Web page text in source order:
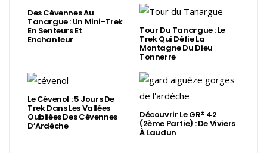
Des Cévennes Au
Tanargue : Un Mini-Trek
En Senteurs Et
Enchanteur
Tour Du Tanargue : Le
Trek Qui Défie La
Montagne Du Dieu
Tonnerre
Le Cévenol : 5 Jours De
Trek Dans Les Vallées
Oubliées Des Cévennes
D’Ardèche
Découvrir Le GR® 42
(2ème Partie) : De Viviers
À Laudun